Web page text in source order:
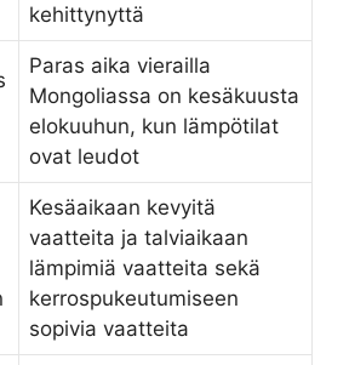
kehittynyttä
Paras aika vierailla
Mongoliassa on kesäkuusta
elokuuhun, kun lämpötilat
ovat leudot
Kesäaikaan kevyitä
vaatteita ja talviaikaan
lämpimiä vaatteita sekä
kerrospukeutumiseen
sopivia vaatteita